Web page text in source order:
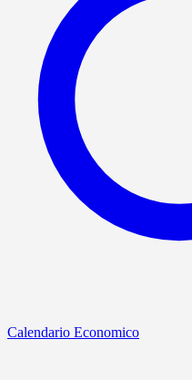
Calendario Economico